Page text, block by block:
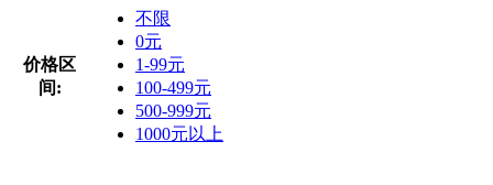
价格区
间:
不限
0元
1-99元
100-499元
500-999元
1000元以上